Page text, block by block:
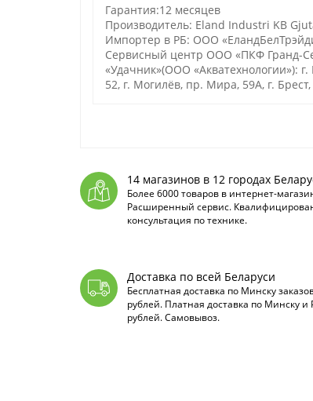
Гарантия:12 месяцев
Производитель: Eland Industri KB
Импортер в РБ: ООО
Сервисный центр ООО «ПКФ Гранд-
«Удачник»(ООО «Акватехнологии»): г.
52, г. Могилёв, пр. Мира, 59А, г.
14 магазинов в 12 городах
Более 6000 товаров в интернет-
Расширенный сервис.
консультация по технике.
Доставка по всей Беларуси
Бесплатная доставка по Минску
рублей. Платная доставка по Минску и
рублей. Самовывоз.